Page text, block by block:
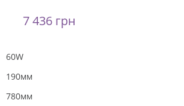
7 436 грн
60W
190мм
780мм